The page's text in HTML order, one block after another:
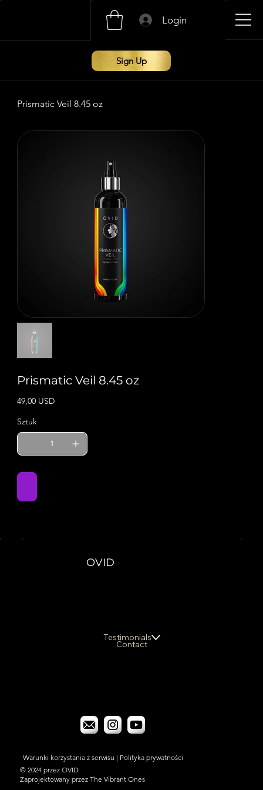
Login
Sign Up
Prismatic Veil 8.45 oz
Prismatic Veil 8.45 oz
Cena
49,00 USD
Sztuk
OVID
Testimonials
Contact
Warunki korzystania z serwisu | Polityka prywatności
© 2024 przez OVID
Zaprojektowany przez The Vibrant Ones